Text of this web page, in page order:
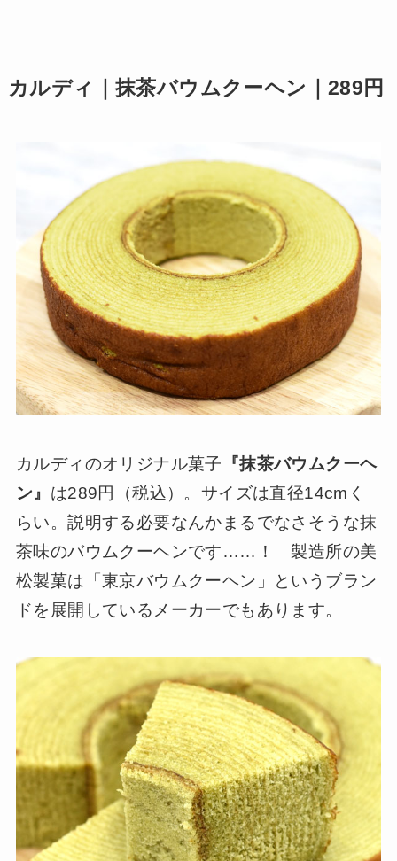
カルディ｜抹茶バウムクーヘン｜289円
カルディのオリジナル菓子 『抹茶バウムクーヘ
ン』 は289円（税込）。サイズは直径14cmく
らい。説明する必要なんかまるでなさそうな抹
茶味のバウムクーヘンです……！ 製造所の美
松製菓は「東京バウムクーヘン」というブラン
ドを展開しているメーカーでもあります。